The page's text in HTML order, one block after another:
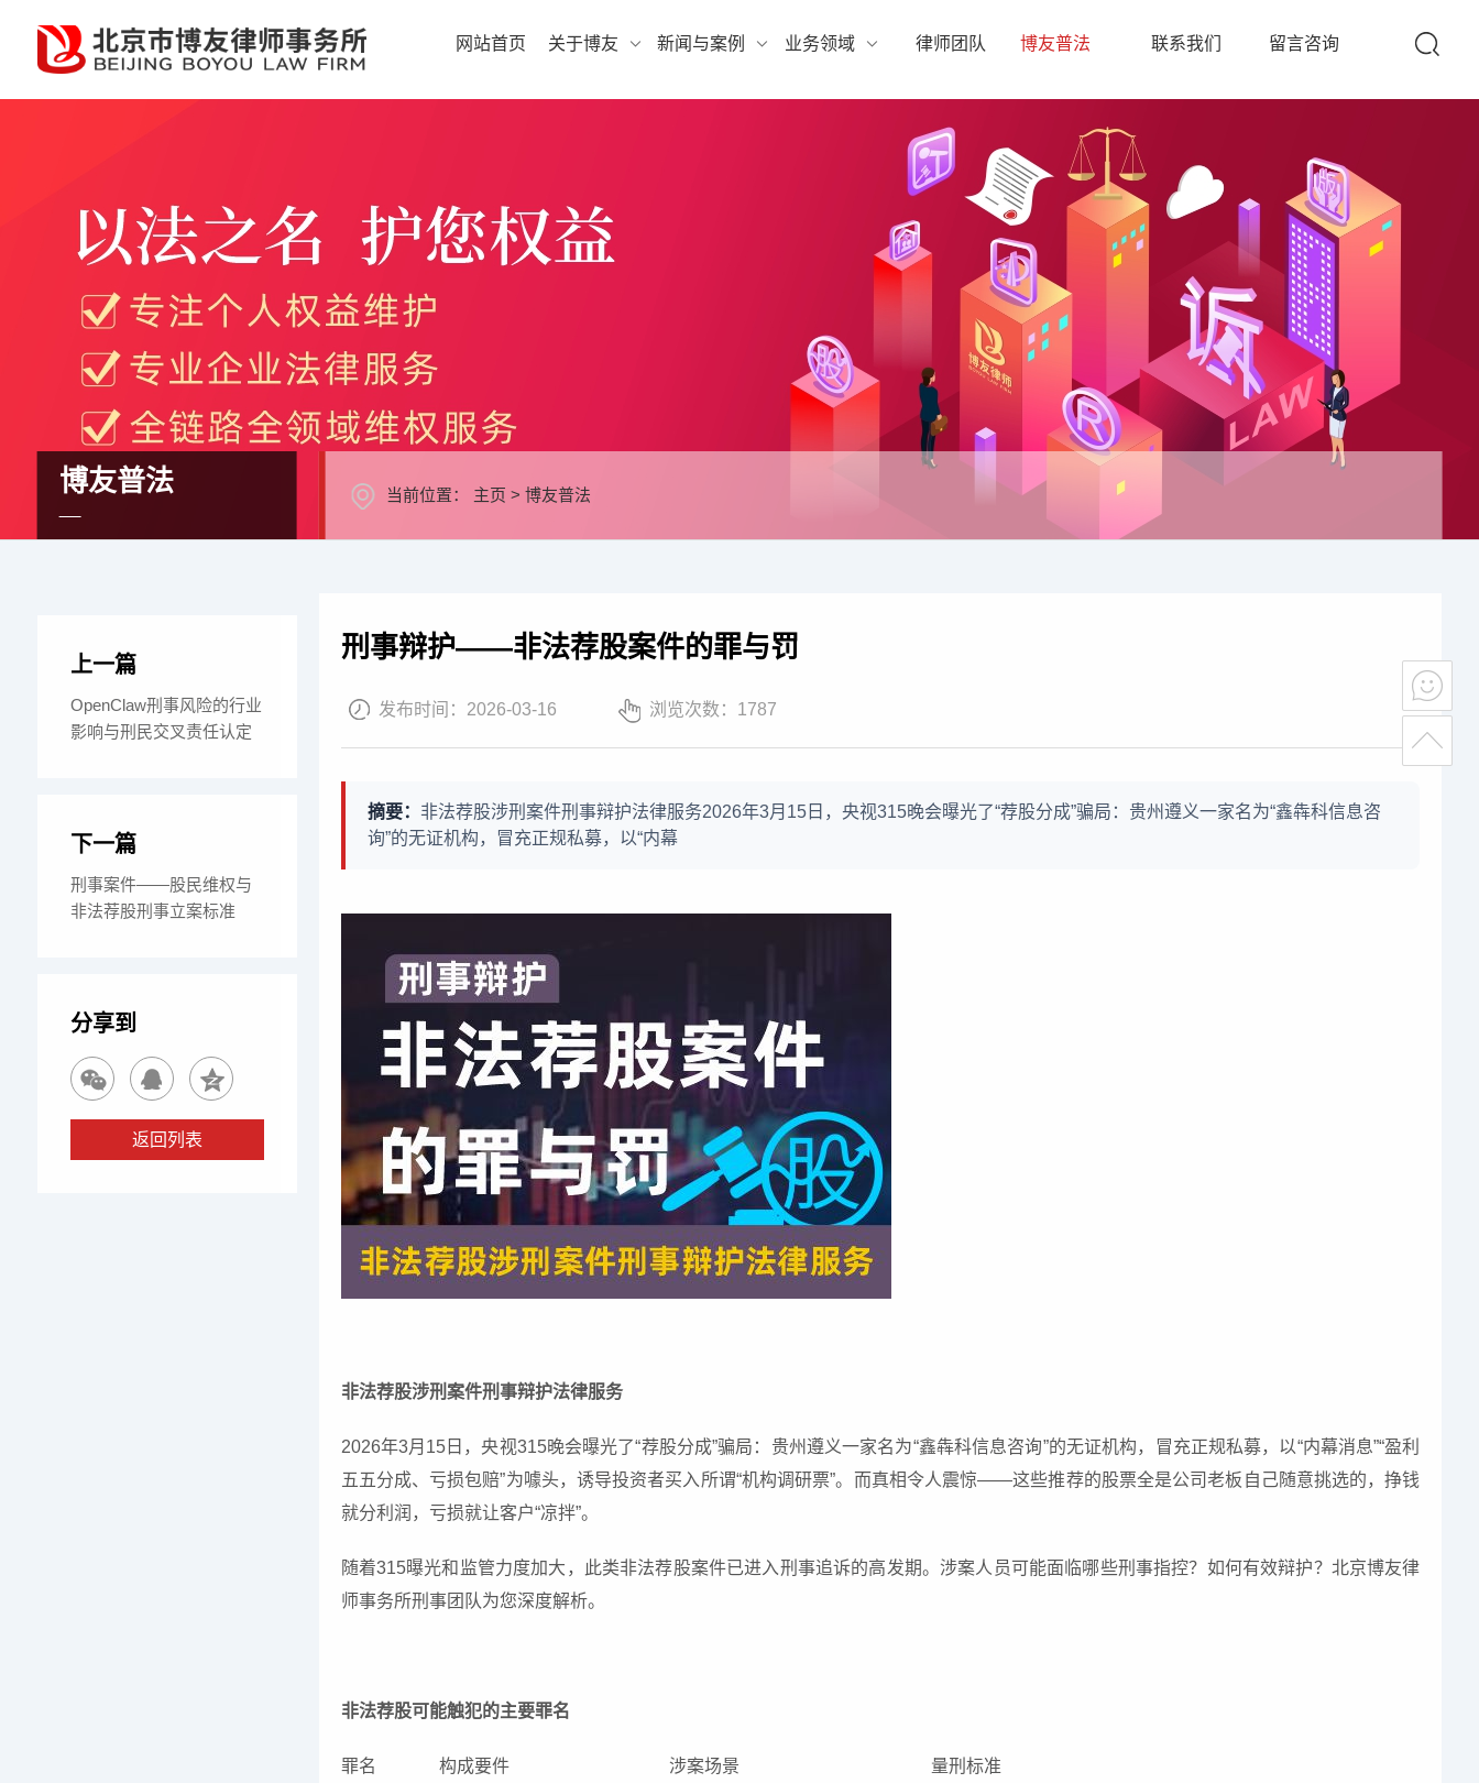
网站首页 关于博友 新闻与案例 业务领域 律师团队 博友普法 联系我们 留言咨询
博友普法 当前位置： 主页 > 博友普法
刑事辩护——非法荐股案件的罪与罚
发布时间： 2026-03-16 浏览次数： 1787
摘要： 非法荐股涉刑案件刑事辩护法律服务2026年3月15日，央视315晚会曝光了“荐股分成”骗局：贵州遵义一家名为“鑫犇科信息咨
询”的无证机构，冒充正规私募，以“内幕
非法荐股涉刑案件刑事辩护法律服务
2026年3月15日，央视315晚会曝光了“荐股分成”骗局：贵州遵义一家名为“鑫犇科信息咨询”的无证机构，冒充正规私募，以“内幕消息”“盈利
五五分成、亏损包赔”为噱头，诱导投资者买入所谓“机构调研票”。而真相令人震惊——这些推荐的股票全是公司老板自己随意挑选的，挣钱
就分利润，亏损就让客户“凉拌”。
随着315曝光和监管力度加大，此类非法荐股案件已进入刑事追诉的高发期。涉案人员可能面临哪些刑事指控？如何有效辩护？北京博友律
师事务所刑事团队为您深度解析。
非法荐股可能触犯的主要罪名
罪名 构成要件 涉案场景 量刑标准
上一篇
OpenClaw刑事风险的行业
影响与刑民交叉责任认定
下一篇
刑事案件——股民维权与
非法荐股刑事立案标准
分享到
返回列表